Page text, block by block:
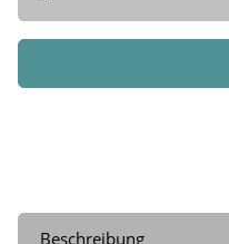
Beschreibung